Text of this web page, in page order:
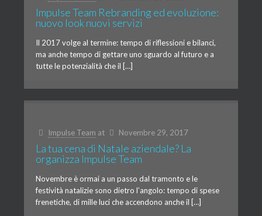
Impulse Team Rebranding ed evoluzione:
nuovo look nuovi servizi
Il 2017 volge al termine: tempo di riflessioni e bilanci,
ma anche tempo di gettare uno sguardo al futuro e a
tutte le potenzialità che il […]
Impulse Team at Novembre 29, 2017
La tua cena di Natale aziendale? La
organizza Impulse Team
Novembre è ormai a un passo dal tramonto e le
festività natalizie sono dietro l’angolo: tempo di spese
frenetiche, di mille luci che accendono anche il […]